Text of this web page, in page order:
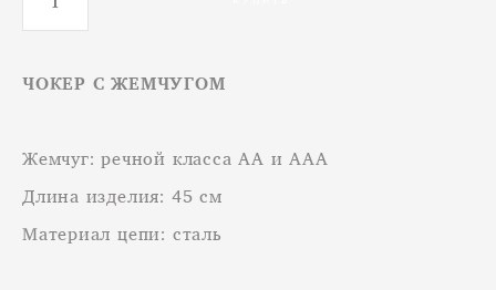
ЧОКЕР С ЖЕМЧУГОМ
Жемчуг: речной класса АА и ААА
Длина изделия: 45 см
Материал цепи: сталь